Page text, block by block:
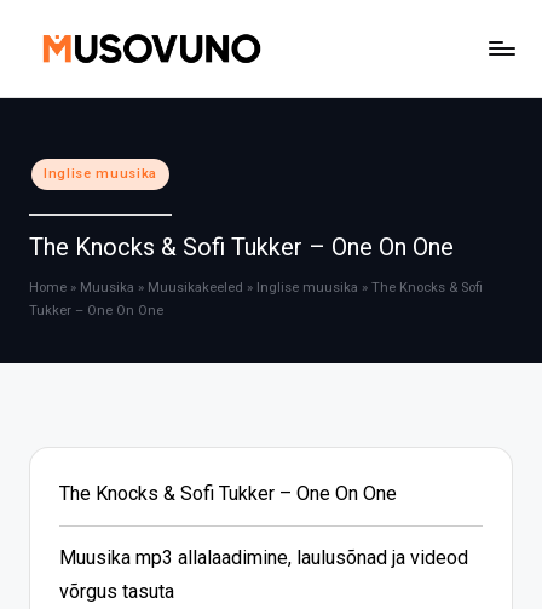
Posted
in
Inglise muusika
The Knocks & Sofi Tukker – One On One
Home » Muusika » Muusikakeeled » Inglise muusika » The Knocks & Sofi
Tukker – One On One
The Knocks & Sofi Tukker – One On One
Muusika mp3 allalaadimine, laulusõnad ja videod
võrgus tasuta